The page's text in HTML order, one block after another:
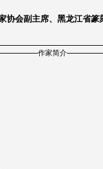
会副主席、黑龙江省篆
作家简介